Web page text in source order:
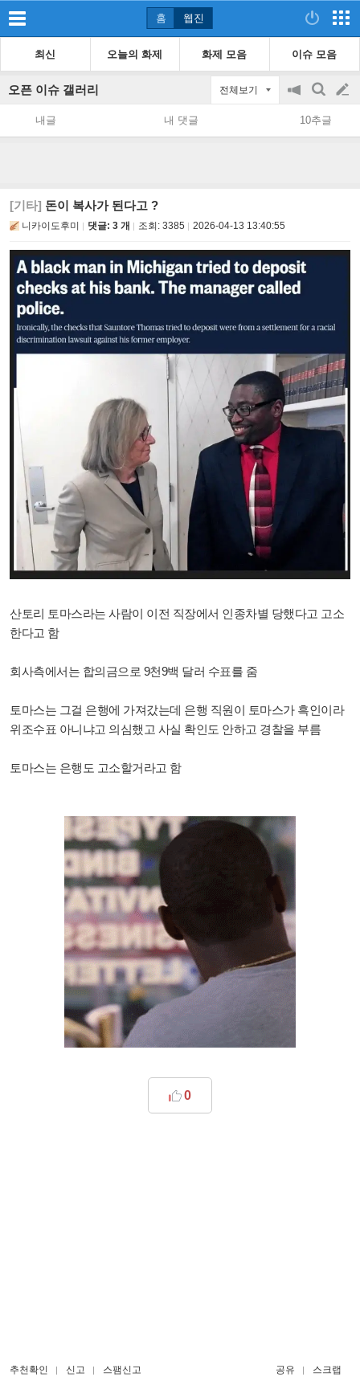
홈 웹진
최신 오늘의 화제 화제 모음 이슈 모음
오픈 이슈 갤러리 전체보기
공
지
on/off
검
색
글
쓰
내글 내 댓글 10추글
[기타] 돈이 복사가 된다고 ?
니카이도후미 댓글: 3 개 조회: 3385 2026-04-13 13:40:55
산토리 토마스라는 사람이 이전 직장에서 인종차별 당했다고 고소
한다고 함
회사측에서는 합의금으로 9천9백 달러 수표를 줌
토마스는 그걸 은행에 가져갔는데 은행 직원이 토마스가 흑인이라
위조수표 아니냐고 의심했고 사실 확인도 안하고 경찰을 부름
토마스는 은행도 고소할거라고 함
0
추천확인 신고 스팸신고 공유 스크랩